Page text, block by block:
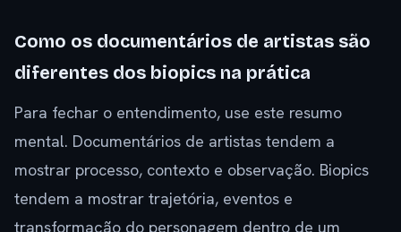
Como os documentários de artistas são
diferentes dos biopics na prática
Para fechar o entendimento, use este resumo
mental. Documentários de artistas tendem a
mostrar processo, contexto e observação. Biopics
tendem a mostrar trajetória, eventos e
transformação do personagem dentro de um